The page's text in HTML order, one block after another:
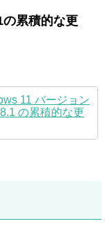
累積的な更
11 バージョン
の累積的な更